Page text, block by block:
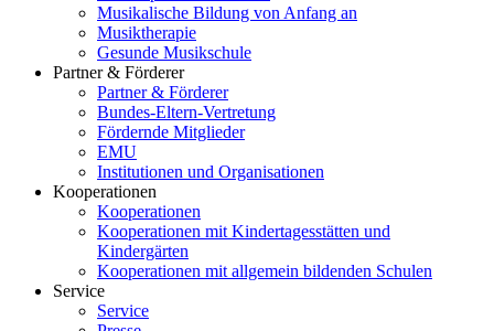
Musikalische Bildung von Anfang an
Musiktherapie
Gesunde Musikschule
Partner & Förderer
Partner & Förderer
Bundes-Eltern-Vertretung
Fördernde Mitglieder
EMU
Institutionen und Organisationen
Kooperationen
Kooperationen
Kooperationen mit Kindertagesstätten und
Kindergärten
Kooperationen mit allgemein bildenden Schulen
Service
Service